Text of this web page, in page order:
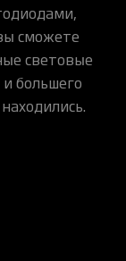
сможете
световые
большего